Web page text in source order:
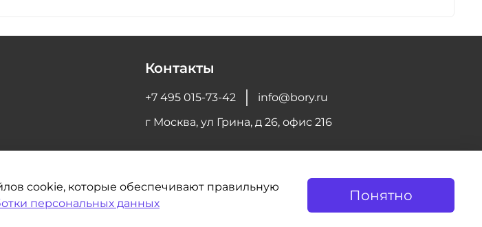
Контакты
+7 495 015-73-42
info@bory.ru
г Москва, ул Грина, д 26, офис 216
cookie, которые обеспечивают правильную
персональных данных Понятно